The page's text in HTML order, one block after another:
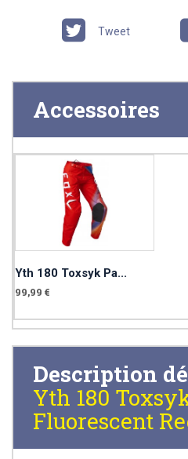
Tweet
Accessoires
Yth 180 Toxsyk Pa...
99,99 €
Description
Yth 180
Fluorescent